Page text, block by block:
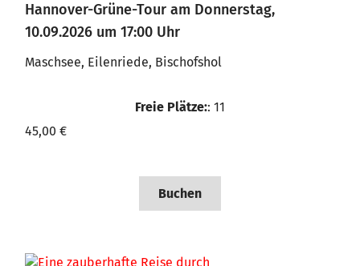
Hannover-Grüne-Tour am Donnerstag,
10.09.2026 um 17:00 Uhr
Maschsee, Eilenriede, Bischofshol
Freie Plätze:: 11
45,00 €
Buchen